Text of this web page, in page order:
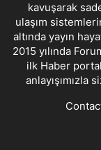
kavuşarak
ulaşım
altında yayın
2015 yılında
ilk Haber
anlayışımızla